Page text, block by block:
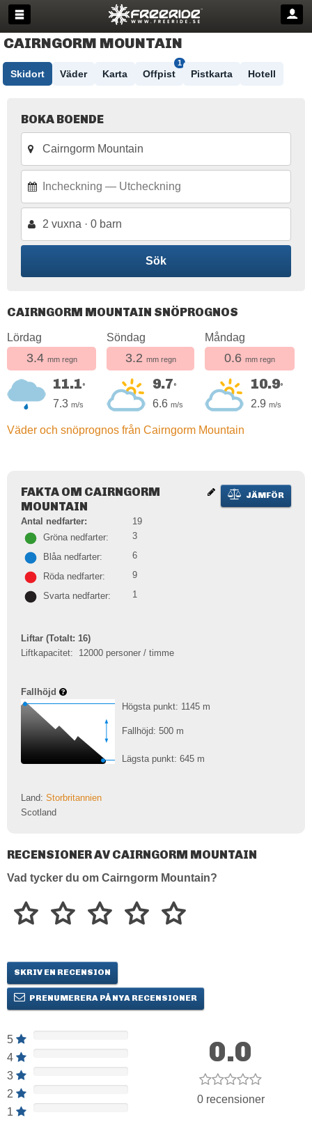
CAIRNGORM MOUNTAIN
Skidort Väder Karta Offpist
1
Pistkarta Hotell
BOKA BOENDE
2 vuxna · 0 barn
Sök
CAIRNGORM MOUNTAIN SNÖPROGNOS
Lördag
3.4 mm regn
11.1°
7.3 m/s
Söndag
3.2 mm regn
9.7°
6.6 m/s
Måndag
0.6 mm regn
10.9°
2.9 m/s
Väder och snöprognos från Cairngorm Mountain
JÄMFÖR
FAKTA OM CAIRNGORM
MOUNTAIN
Antal nedfarter:
19
Gröna nedfarter:
3
Blåa nedfarter: 6
Röda nedfarter: 9
Svarta nedfarter: 1
Liftar (Totalt: 16)
Liftkapacitet: 12000 personer / timme
Fallhöjd
Högsta punkt: 1145 m
Fallhöjd: 500 m
Lägsta punkt: 645 m
Land: Storbritannien
Scotland
RECENSIONER AV CAIRNGORM MOUNTAIN
Vad tycker du om Cairngorm Mountain?
SKRIV EN RECENSION
PRENUMERERA PÅ NYA RECENSIONER
5
4
3
2
1
0.0
0 recensioner